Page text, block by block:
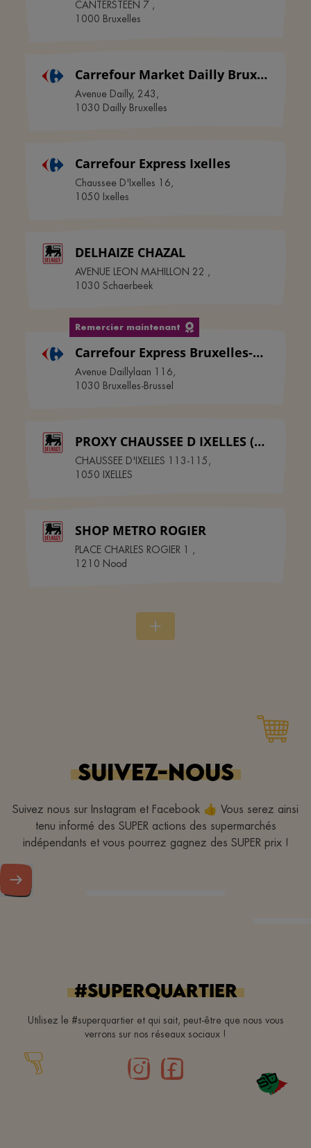
CANTERSTEEN 7 ,
1000 Bruxelles
Carrefour Market Dailly Bruxelles
Avenue Dailly, 243,
1030 Dailly Bruxelles
Carrefour Express Ixelles
Chaussee D'Ixelles 16,
1050 Ixelles
DELHAIZE CHAZAL
AVENUE LEON MAHILLON 22 ,
1030 Schaerbeek
Remercier maintenant
Carrefour Express Bruxelles-Brussel
Avenue Daillylaan 116,
1030 Bruxelles-Brussel
PROXY CHAUSSEE D IXELLES (Bruxelles) II
CHAUSSEE D'IXELLES 113-115,
1050 IXELLES
SHOP METRO ROGIER
PLACE CHARLES ROGIER 1 ,
1210 Nood
SUIVEZ-NOUS
Suivez nous sur Instagram et Facebook 👍 Vous serez ainsi
tenu informé des SUPER actions des supermarchés
indépendants et vous pourrez gagnez des SUPER prix !
#superquartier
Utilisez le #superquartier et qui sait, peut-être que nous vous
verrons sur nos réseaux sociaux !